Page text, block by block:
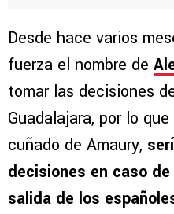
Desde hace varios
fuerza el nombre de
tomar las decisiones
Guadalajara, por lo
cuñado de Amaury,
decisiones en caso
salida de los